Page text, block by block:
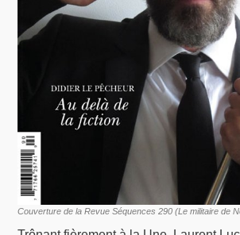
Couverture de la Revue Séquences 290 (Le militaire de